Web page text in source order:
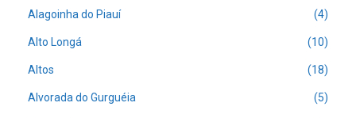
Alagoinha do Piauí (4)
Alto Longá (10)
Altos (18)
Alvorada do Gurguéia (5)